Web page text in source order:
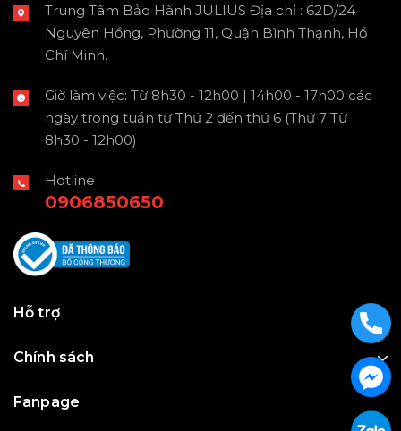
Trung Tâm Bảo Hành JULIUS Địa chỉ : 62D/24
Nguyên Hồng, Phường 11, Quận Bình Thạnh, Hồ
Chí Minh.
Giờ làm việc: Từ 8h30 - 12h00 | 14h00 - 17h00 các
ngày trong tuần từ Thứ 2 đến thứ 6 (Thứ 7 Từ
8h30 - 12h00)
Hotline
0906850650
Hỗ trợ
Chính sách
Fanpage